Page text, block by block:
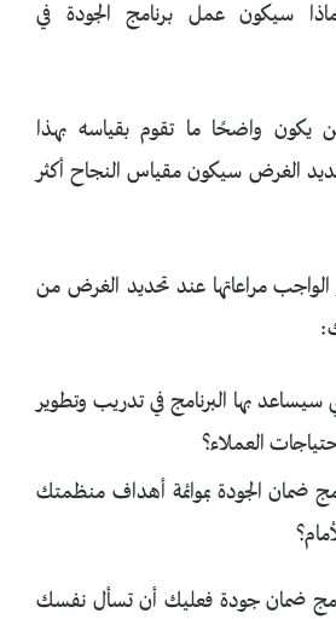
سيكون عمل برنامج الجودة في
واضحًا ما تقوم بقياسه بهذا
الغرض سيكون مقياس النجاح أكثر
مراعاتها عند تحديد الغرض من
بها البرنامج في تدريب وتطوير
العملاء؟
ضمان الجودة بموائمة أهداف منظمتك
ضمان جودة فعليك أن تسأل نفسك